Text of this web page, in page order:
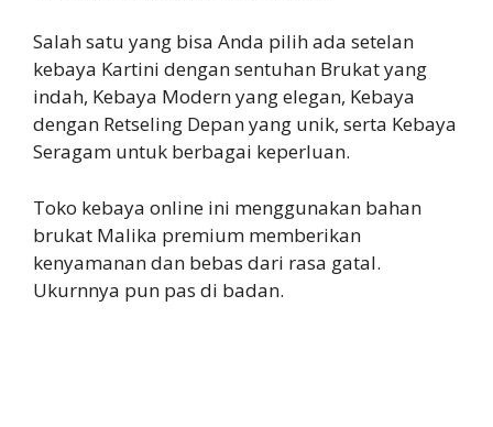
Salah satu yang bisa Anda pilih ada setelan
kebaya Kartini dengan sentuhan Brukat yang
indah, Kebaya Modern yang elegan, Kebaya
dengan Retseling Depan yang unik, serta Kebaya
Seragam untuk berbagai keperluan.
Toko kebaya online ini menggunakan bahan
brukat Malika premium memberikan
kenyamanan dan bebas dari rasa gatal.
Ukurnnya pun pas di badan.